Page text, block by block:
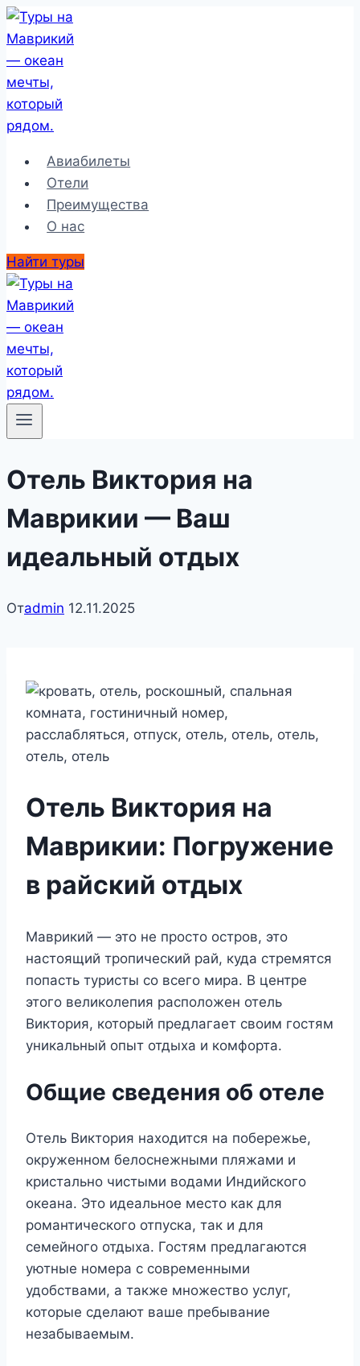
Перейти
к
содержимому
Авиабилеты
Отели
Преимущества
О нас
Найти туры
Отель Виктория на
Маврикии — Ваш
идеальный отдых
Отadmin 12.11.2025
Отель Виктория на
Маврикии: Погружение
в райский отдых
Маврикий — это не просто остров, это
настоящий тропический рай, куда стремятся
попасть туристы со всего мира. В центре
этого великолепия расположен отель
Виктория, который предлагает своим гостям
уникальный опыт отдыха и комфорта.
Общие сведения об отеле
Отель Виктория находится на побережье,
окруженном белоснежными пляжами и
кристально чистыми водами Индийского
океана. Это идеальное место как для
романтического отпуска, так и для
семейного отдыха. Гостям предлагаются
уютные номера с современными
удобствами, а также множество услуг,
которые сделают ваше пребывание
незабываемым.